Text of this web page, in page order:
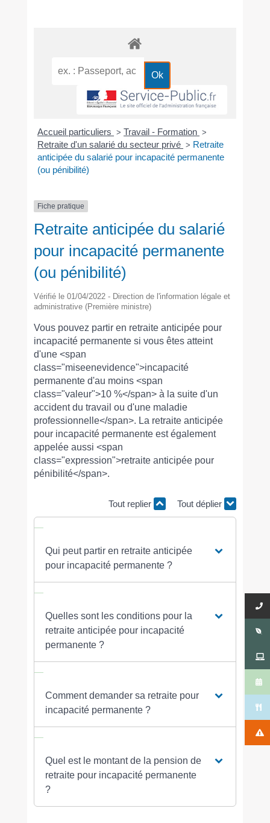
Accueil particuliers > Travail - Formation >
Retraite d'un salarié du secteur privé > Retraite
anticipée du salarié pour incapacité permanente
(ou pénibilité)
Fiche pratique
Retraite anticipée du salarié
pour incapacité permanente
(ou pénibilité)
Vérifié le 01/04/2022 - Direction de l'information légale et
administrative (Première ministre)
Vous pouvez partir en retraite anticipée pour
incapacité permanente si vous êtes atteint
d'une <span
class="miseenevidence">incapacité
permanente d'au moins <span
class="valeur">10 %</span> à la suite d'un
accident du travail ou d'une maladie
professionnelle</span>. La retraite anticipée
pour incapacité permanente est également
appelée aussi <span
class="expression">retraite anticipée pour
pénibilité</span>.
Tout replier Tout déplier
Qui peut partir en retraite anticipée
pour incapacité permanente ?
Quelles sont les conditions pour la
retraite anticipée pour incapacité
permanente ?
Comment demander sa retraite pour
incapacité permanente ?
Quel est le montant de la pension de
retraite pour incapacité permanente
?